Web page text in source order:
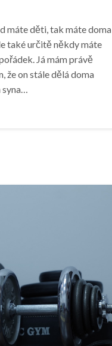
máte děti, tak máte doma
také určitě někdy máte
Já mám právě
že on stále dělá doma
syna…